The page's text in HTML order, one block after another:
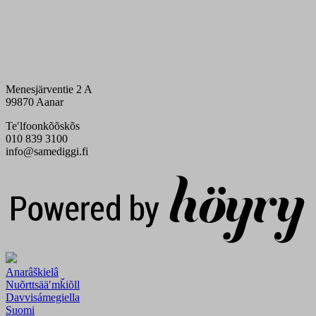
Menesjärventie 2 A
99870 Aanar
Teʹlfoonkõõskõs
010 839 3100
info@samediggi.fi
Anarâškielâ
Nuõrttsääʹmǩiõll
Davvisámegiella
Suomi